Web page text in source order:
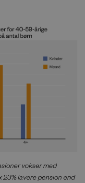
vokser med
lavere pension end